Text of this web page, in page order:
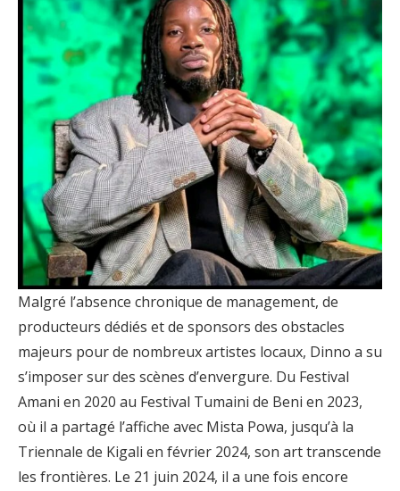
Malgré l’absence chronique de management, de
producteurs dédiés et de sponsors des obstacles
majeurs pour de nombreux artistes locaux, Dinno a su
s’imposer sur des scènes d’envergure. Du Festival
Amani en 2020 au Festival Tumaini de Beni en 2023,
où il a partagé l’affiche avec Mista Powa, jusqu’à la
Triennale de Kigali en février 2024, son art transcende
les frontières. Le 21 juin 2024, il a une fois encore